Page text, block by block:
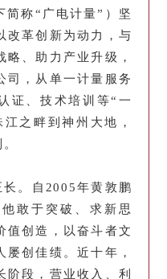
简称“广电计量”）坚
改革创新为动力，与
略、助力产业升级，
司，从单一计量 服务
证、技术培训等“一
江 之畔到神州大地，
长。自2005年黄敦鹏
敢于突破、求新思
值创造，以奋斗者文
屡创佳绩。近十年，
阶段，营业收入、利